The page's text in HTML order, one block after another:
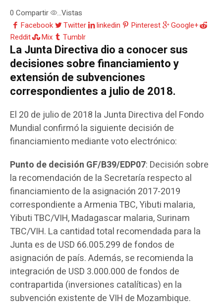
0 Compartir ...Vistas
Facebook
Twitter linkedin Pinterest
Google+
Reddit
Mix Tumblr
La Junta Directiva dio a conocer sus
decisiones sobre financiamiento y
extensión de subvenciones
correspondientes a julio de 2018.
El 20 de julio de 2018 la Junta Directiva del Fondo
Mundial confirmó la siguiente decisión de
financiamiento mediante voto electrónico:
Punto de decisión GF/B39/EDP07: Decisión sobre
la recomendación de la Secretaría respecto al
financiamiento de la asignación 2017-2019
correspondiente a Armenia TBC, Yibuti malaria,
Yibuti TBC/VIH, Madagascar malaria, Surinam
TBC/VIH. La cantidad total recomendada para la
Junta es de USD 66.005.299 de fondos de
asignación de país. Además, se recomienda la
integración de USD 3.000.000 de fondos de
contrapartida (inversiones catalíticas) en la
subvención existente de VIH de Mozambique.